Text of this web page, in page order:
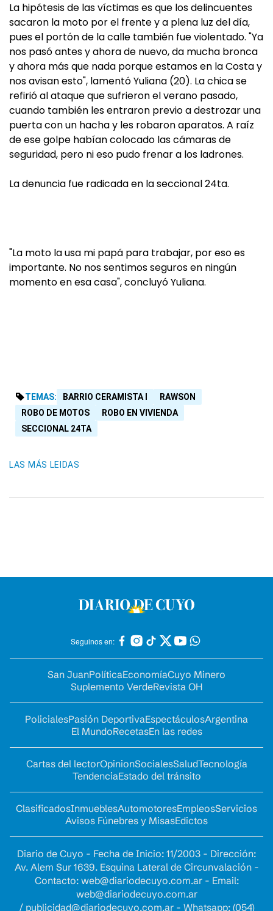
La hipótesis de las víctimas es que los delincuentes
sacaron la moto por el frente y a plena luz del día,
pues el portón de la calle también fue violentado. "Ya
nos pasó antes y ahora de nuevo, da mucha bronca
y ahora más que nada porque estamos en la Costa y
nos avisan esto", lamentó Yuliana (20). La chica se
refirió al ataque que sufrieron el verano pasado,
cuando también les entraron previo a destrozar una
puerta con un hacha y les robaron aparatos. A raíz
de ese golpe habían colocado las cámaras de
seguridad, pero ni eso pudo frenar a los ladrones.
La denuncia fue radicada en la seccional 24ta.
"La moto la usa mi papá para trabajar, por eso es
importante. No nos sentimos seguros en ningún
momento en esa casa", concluyó Yuliana.
TEMAS: BARRIO CERAMISTA I
RAWSON
ROBO DE MOTOS
ROBO EN VIVIENDA
SECCIONAL 24TA
LAS MÁS LEIDAS
Seguinos en:
San JuanPolíticaEconomíaCuyo Minero
Suplemento VerdeRevista OH
PolicialesPasión DeportivaEspectáculosArgentina
El MundoRecetasEn las redes
Cartas del lectorOpinionSocialesSaludTecnología
TendenciaEstado del tránsito
ClasificadosInmueblesAutomotoresEmpleosServicios
Avisos Fúnebres y MisasEdictos
Diario de Cuyo - Fecha de Inicio: 11/2003 - Dirección:
Av. Alem Sur 1639. Esquina Lateral de Circunvalación -
Contacto: web@diariodecuyo.com.ar- Email:
web@diariodecuyo.com.ar
/ publicidad@diariodecuyo.com.ar- Whatsapp: (054)